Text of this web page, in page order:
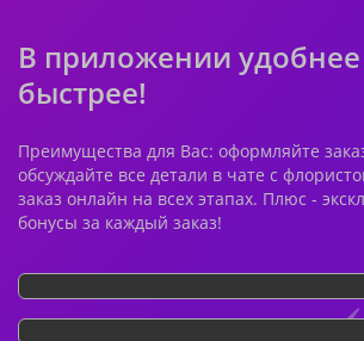
В приложении
быстрее!
Преимущества для Вас: оформляйте
обсуждайте все детали в чате с
заказ онлайн на всех этапах. Плюс -
бонусы за каждый заказ!